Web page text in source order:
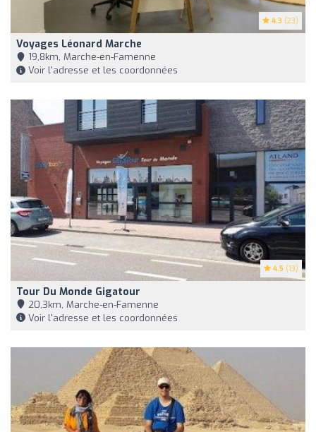
4.3 (23)
Voyages Léonard Marche
19,8km, Marche-en-Famenne
Voir l'adresse et les coordonnées
4.5 (13)
Tour Du Monde Gigatour
20,3km, Marche-en-Famenne
Voir l'adresse et les coordonnées